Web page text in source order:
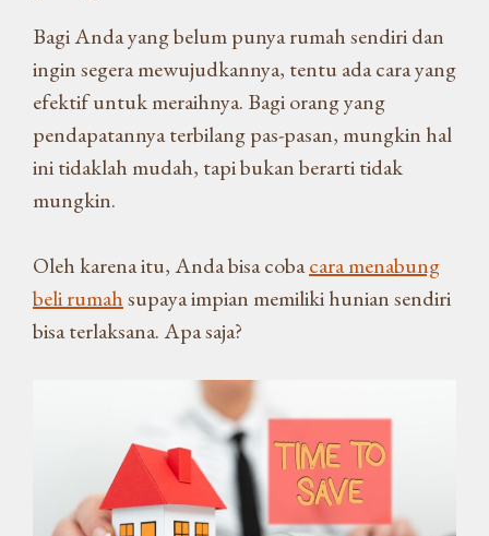
Bagi Anda yang belum punya rumah sendiri dan
ingin segera mewujudkannya, tentu ada cara yang
efektif untuk meraihnya. Bagi orang yang
pendapatannya terbilang pas-pasan, mungkin hal
ini tidaklah mudah, tapi bukan berarti tidak
mungkin.
Oleh karena itu, Anda bisa cobacara menabung
beli rumahsupaya impian memiliki hunian sendiri
bisa terlaksana. Apa saja?